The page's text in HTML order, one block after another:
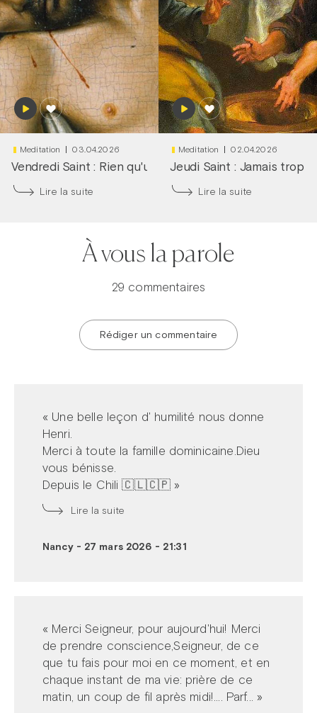
Meditation 03.04.2026
Vendredi Saint : Rien qu'une larme dans tes yeux |
Lire la suite
Meditation 02.04.2026
Jeudi Saint : Jamais trop
Lire la suite
À vous la parole
29 commentaires
Rédiger un commentaire
« Une belle leçon d' humilité nous donne
Henri.
Merci à toute la famille dominicaine.Dieu
vous bénisse.
Depuis le Chili 🇨🇱🇨🇵 »
Lire la suite
Nancy - 27 mars 2026 - 21:31
« Merci Seigneur, pour aujourd'hui! Merci
de prendre conscience,Seigneur, de ce
que tu fais pour moi en ce moment, et en
chaque instant de ma vie: prière de ce
matin, un coup de fil après midi!.... Parf... »